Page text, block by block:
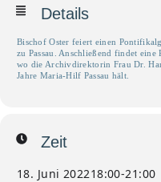
Details
Bischof Oster feiert einen
zu Passau. Anschließend findet
wo die Archivdirektorin Frau Dr.
Jahre Maria-Hilf Passau hält.
Zeit
18. Juni 202218:00-21:00